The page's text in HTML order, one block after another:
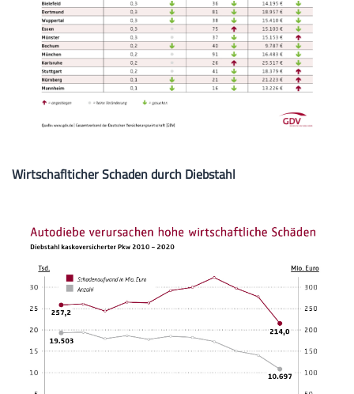
Wirtschaflticher Schaden durch Diebstahl